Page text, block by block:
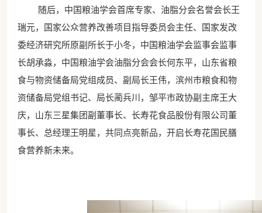
随后，中国粮油学会首席专家、油脂分会名誉会长王
瑞元，国家公众营养改善项目指导委员会主任、国家发改
委经济研究所原副所长于小冬，中国粮油学会监事会监事
长胡承淼，中国粮油学会油脂分会会长何东平，山东省粮
食与物资储备局党组成员、副局长王伟，滨州市粮食和物
资储备局党组书记、局长蔺兵川，邹平市政协副主席王大
庆，山东三星集团副董事长、长寿花食品股份有限公司董
事长、总经理王明星，共同点亮新品，开启长寿花国民膳
食营养新未来。